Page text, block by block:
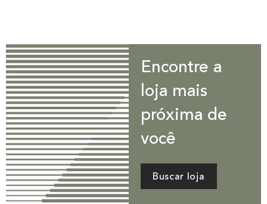
Encontre a
loja mais
próxima de
você
Buscar loja